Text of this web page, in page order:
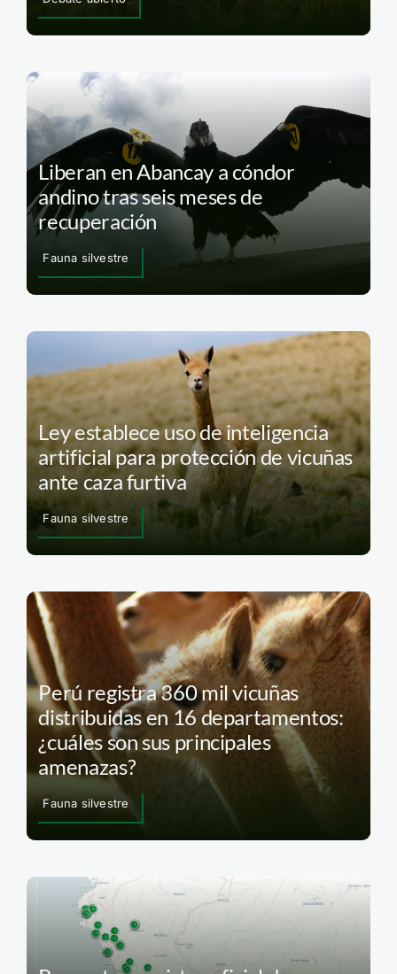
Liberan en Abancay a cóndor
andino tras seis meses de
recuperación
Fauna silvestre
Ley establece uso de inteligencia
artificial para protección de vicuñas
ante caza furtiva
Fauna silvestre
Perú registra 360 mil vicuñas
distribuidas en 16 departamentos:
¿cuáles son sus principales
amenazas?
Fauna silvestre